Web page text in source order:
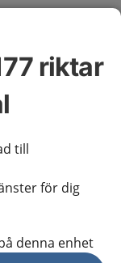
riktar
till
för dig
denna enhet